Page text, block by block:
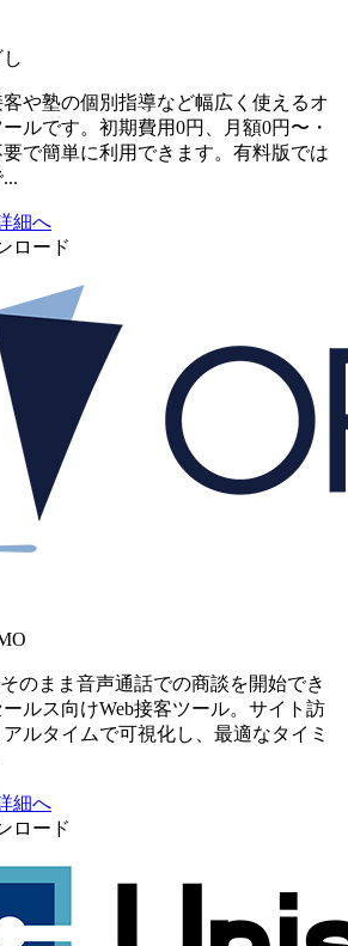
や塾の個別指導など幅広く使えるオ
ルです。初期費用0円、月額0円〜・
で簡単に利用できます。有料版では
細へ
ロード
のまま音声通話での商談を開始でき
ルス向けWeb接客ツール。サイト訪
ルタイムで可視化し、最適なタイミ
細へ
ロード